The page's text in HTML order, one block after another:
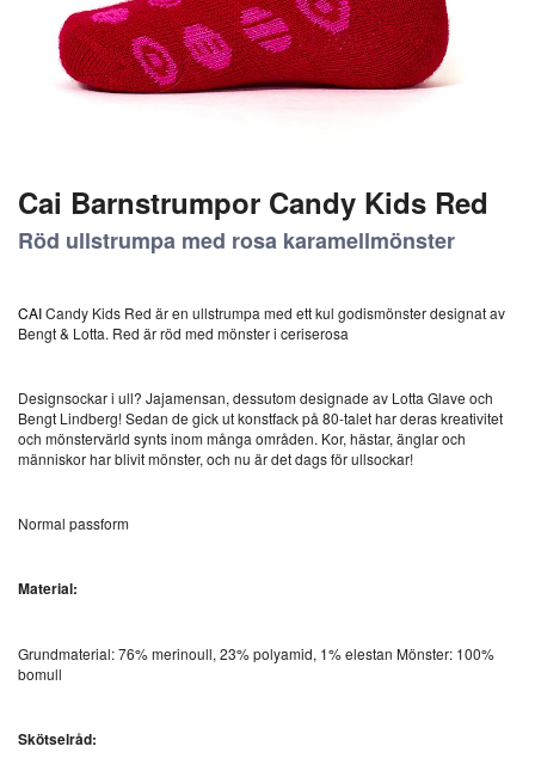
Cai Barnstrumpor Candy Kids Red
Röd ullstrumpa med rosa karamellmönster
CAICandy Kids Red är en ullstrumpa med ett kul godismönster designat av
Bengt & Lotta. Red är röd med mönster i ceriserosa
Designsockar i ull? Jajamensan, dessutom designade av Lotta Glave och
Bengt Lindberg! Sedan de gick ut konstfack på 80-talet har deras kreativitet
och mönstervärld synts inom många områden. Kor, hästar, änglar och
människor har blivit mönster, och nu är det dags för ullsockar!
Normal passform
Material:
Grundmaterial: 76% merinoull, 23% polyamid, 1% elestan Mönster: 100%
bomull
Skötselråd: